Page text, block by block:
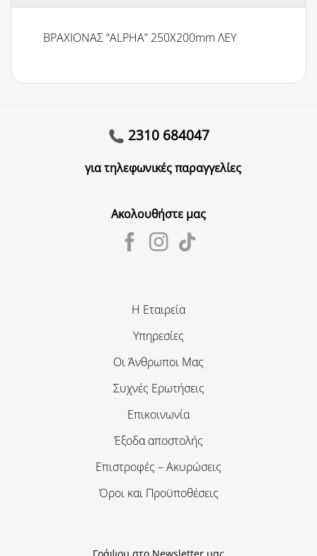
ΒΡΑΧΙΟΝΑΣ “ALPHA” 250Χ200mm ΛΕΥ
2310 684047
για τηλεφωνικές παραγγελίες
Ακολουθήστε μας
Η Εταιρεία
Υπηρεσίες
Οι Άνθρωποι Μας
Συχνές Ερωτήσεις
Επικοινωνία
Έξοδα αποστολής
Επιστροφές – Ακυρώσεις
Όροι και Προϋποθέσεις